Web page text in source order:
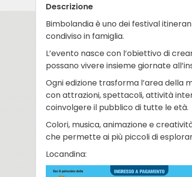
Descrizione
Bimbolandia è uno dei festival
condiviso in famiglia.
L’evento nasce con l’obiettivo di
possano vivere insieme giornate
Ogni edizione trasforma l’area della
con attrazioni, spettacoli, attività
coinvolgere il pubblico di tutte le età.
Colori, musica, animazione e
che permette ai più piccoli di
Locandina: